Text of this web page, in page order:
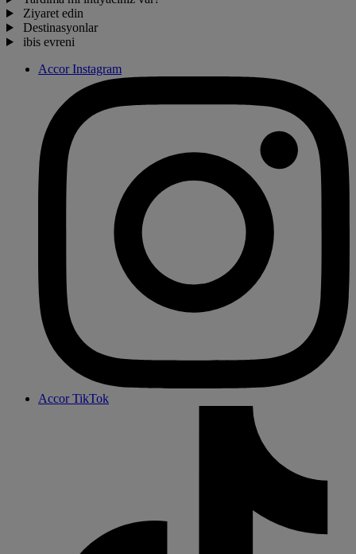
Ziyaret edin
Destinasyonlar
ibis evreni
Accor Instagram
Accor TikTok